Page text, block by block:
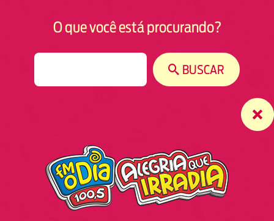
O que você está procurando?
BUSCAR